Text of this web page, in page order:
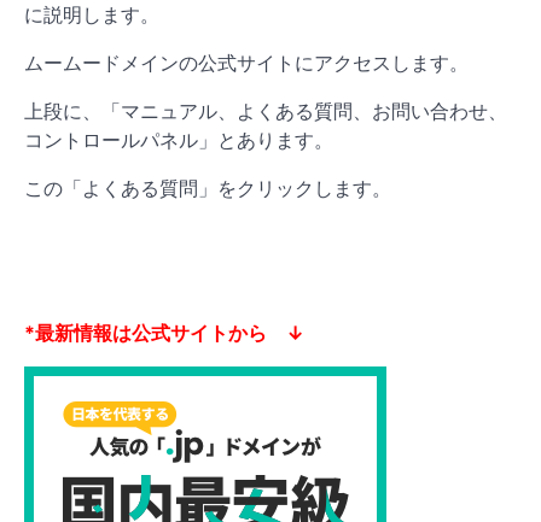
に説明します。
ムームードメインの公式サイトにアクセスします。
上段に、「マニュアル、よくある質問、お問い合わせ、
コントロールパネル」とあります。
この「よくある質問」をクリックします。
*最新情報は公式サイトから ↓